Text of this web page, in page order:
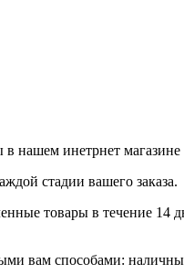
нашем инетрнет магазине
стадии вашего заказа.
товары в течение 14
вам способами: